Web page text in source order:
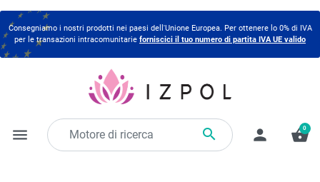
Consegniamo i nostri prodotti nei paesi dell'Unione Europea. Per ottenere lo 0% di IVA
per le transazioni intracomunitarie forniscici il tuo numero di partita IVA UE valido
menu  person shopping_basket
0